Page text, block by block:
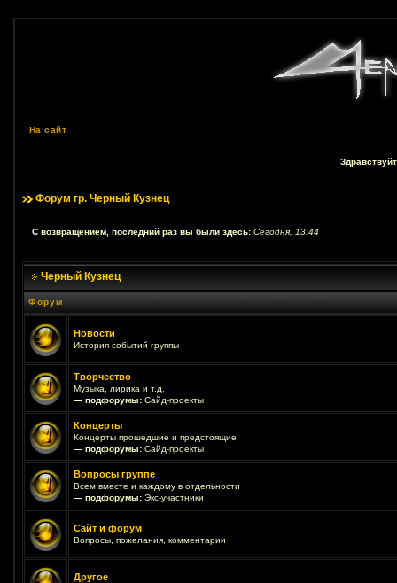
На сайт
Форум гр. Черный Кузнец
С возвращением, последний раз вы были здесь: Сегодня, 13:44
Черный Кузнец
Форум
Новости
История событий группы
Творчество
Музыка, лирика и т.д.
— подфорумы: Сайд-проекты
Концерты
Концерты прошедшие и предстоящие
— подфорумы: Сайд-проекты
Вопросы группе
Всем вместе и каждому в отдельности
— подфорумы: Экс-участники
Сайт и форум
Вопросы, пожелания, комментарии
Другое